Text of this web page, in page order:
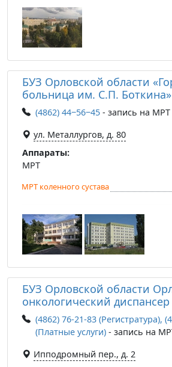
БУЗ Орловской области
больница им. С.П. Боткина»
(4862) 44‒56‒45 - запись на МРТ
ул. Металлургов, д. 80
Аппараты:
МРТ
МРТ коленного сустава
БУЗ Орловской области
онкологический диспансер
(4862) 76-21-83 (Регистратура),
(Платные услуги) - запись на
Ипподромный пер., д. 2